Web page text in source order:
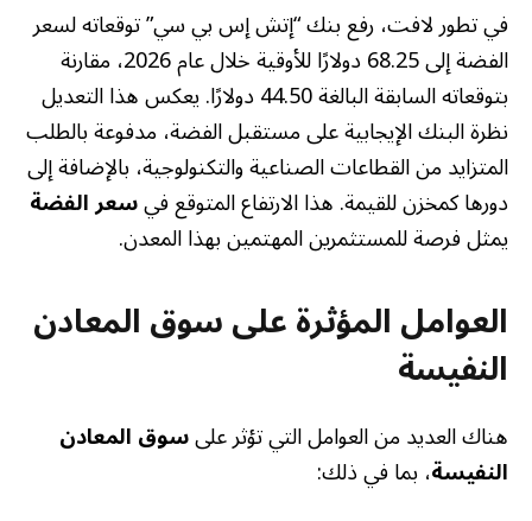
في تطور لافت، رفع بنك “إتش إس بي سي” توقعاته لسعر
الفضة إلى 68.25 دولارًا للأوقية خلال عام 2026، مقارنة
بتوقعاته السابقة البالغة 44.50 دولارًا. يعكس هذا التعديل
نظرة البنك الإيجابية على مستقبل الفضة، مدفوعة بالطلب
المتزايد من القطاعات الصناعية والتكنولوجية، بالإضافة إلى
دورها كمخزن للقيمة. هذا الارتفاع المتوقع فيسعر الفضة
يمثل فرصة للمستثمرين المهتمين بهذا المعدن.
العوامل المؤثرة على سوق المعادن
النفيسة
هناك العديد من العوامل التي تؤثر علىسوق المعادن
النفيسة، بما في ذلك: